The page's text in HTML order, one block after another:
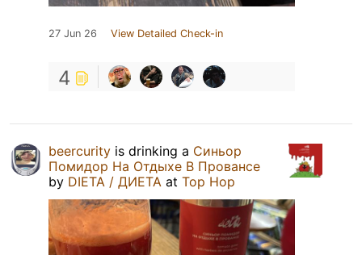
27 Jun 26 View Detailed Check-in
4
beercurity is drinking a Синьор
Помидор На Отдыхе В Провансе
by DIETA / ДИЕТА at Top Hop